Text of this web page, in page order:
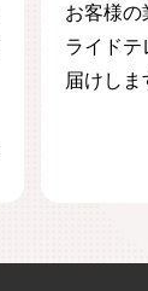
お客様の
ライドテ
届けしま